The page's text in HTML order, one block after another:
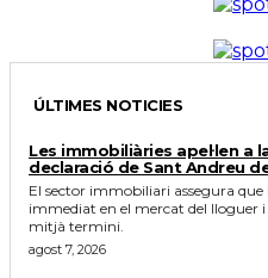
ÚLTIMES NOTICIES
Les immobiliàries apel·len a
declaració de Sant Andreu
El sector immobiliari assegura
immediat en el mercat del lloguer i
mitjà termini.
agost 7, 2026